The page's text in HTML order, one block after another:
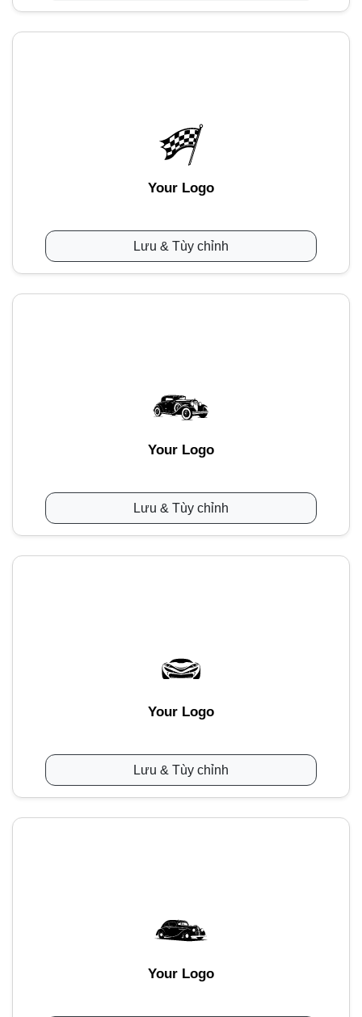
Your Logo
Lưu & Tùy chỉnh
Your Logo
Lưu & Tùy chỉnh
Your Logo
Lưu & Tùy chỉnh
Your Logo